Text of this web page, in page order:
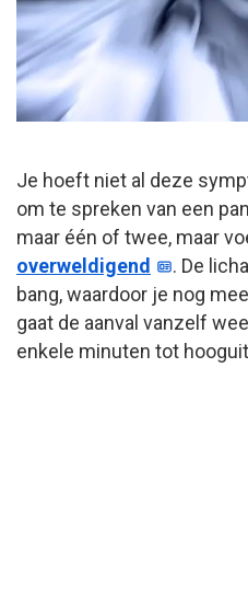
Je hoeft niet al deze
om te spreken van een
maar één of twee, maar
overweldigend
. De
bang, waardoor je nog
gaat de aanval vanzelf
enkele minuten tot